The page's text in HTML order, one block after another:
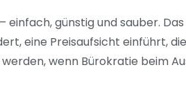
einfach, günstig und sauber. Das
eine Preisaufsicht einführt, die
wenn Bürokratie beim